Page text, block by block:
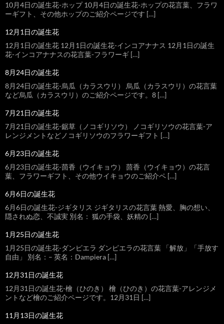
10月4日の誕生花-ホップ 10月4日の誕生花-ホップの花言葉、フラワ
ーギフト、その他ホップのご紹介ページです […]
12月1日の誕生花
12月1日の誕生花 12月1日の誕生花-インコアナナス 12月1日の誕生
花-インコアナナスの花言葉-フラワーギ […]
8月24日の誕生花
8月24日の誕生花-烏瓜（カラスウリ） 烏瓜（カラスウリ）の花言葉
など烏瓜（カラスウリ）のご紹介ページです。8 […]
7月21日の誕生花
7月21日の誕生花-鋸草（ノコギリソウ） ノコギリソウの花言葉-ア
レンジメントなどノコギリソウのフラワーギフト […]
6月23日の誕生花
6月23日の誕生花-茴香（ウイキョウ） 茴香（ウイキョウ）の花言
葉、フラワーギフト、その他ウイキョウのご紹介ペ […]
6月6日の誕生花
6月6日の誕生花-ジギタリス ジギタリスの花言葉 熱愛、胸の想い、
隠されぬ恋、不誠実 別名： 狐の手袋、妖精の […]
1月25日の誕生花
1月25日の誕生花-ダンピエラ ダンピエラの花言葉 「解放」「手放す
自由」 別名：– 英名：Dampiera […]
12月31日の誕生花
12月31日の誕生花-檜（ひのき） 檜（ひのき）の花言葉-アレンジメ
ントなど檜のご紹介ページです。12月31日 […]
11月13日の誕生花